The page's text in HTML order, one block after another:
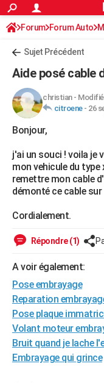
ACTUALITÉS
Politique
Société
Faits Divers
Education
Monde
Villes
+
FINANCE
Retraite
Impôts
Epargne
Immobilier
Risques naturels par ville
Banque
Assurance
Crédit
AUTO
Essais
Réserver un essai
Citadines
Berlines
SUV
Forum auto
+HIGH-TECH
Mobiles
Meilleur smartphone
Internet
Ordinateurs
Jeux vidéo
Guide high-tech
+BRICOLAGE
Forum
Aménagement intérieur
Extérieur
Cuisine
Salle de bains
Jardinage
Rangement
WEEK-END
Guides de France
Escapades
Patrimoine
Expositions
Musées
Week-end nature
+LIFESTYLE
Art de vivre
Bien-être
Loisirs
Mode
Modes de vie
SANTE
VOYAGE
Destinations
City break
Voyage nature
Voyage de noces
Forum
Climat
PHOTO
GUIDES D'ACHAT
BONS PLANS
CARTE DE VOEUX
Forum Forum Auto
Sujet Précédent
Aide posé cable
christian- Modifié
citroene- 26
Bonjour,
j'ai un souci ! voila je
mon vehicule du type
remettre mon cable
démonté ce cable
Cordialement.
Répondre (1)
A voir également:
Pose embrayage
Reparation
Pose plaque
Volant moteur
Bruit quand je lache
Embrayage qui grince